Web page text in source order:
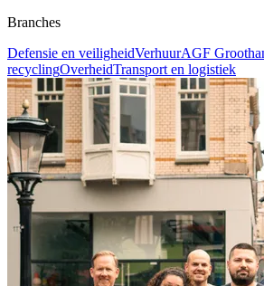
Branches
Defensie en veiligheidVerhuurAGF
recyclingOverheidTransport en logistiek